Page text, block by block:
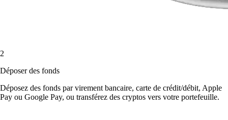
2
Déposer des fonds
Déposez des fonds par virement bancaire, carte de crédit/débit, Apple
Pay ou Google Pay, ou transférez des cryptos vers votre portefeuille.